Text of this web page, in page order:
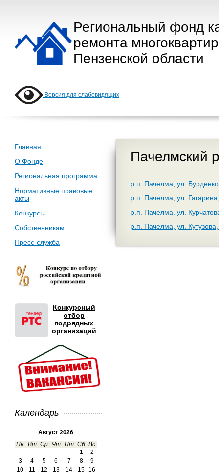
Региональный фонд
ремонта
Пензенской области
Версия для слабовидящих
Главная
О Фонде
Региональная программа
Нормативные правовые
акты
Конкурсы
Собственникам
Пресс-служба
Конкурсный
отбор
подрядных
организаций
Календарь
Август 2026
Пн Вт Ср Чт Пт Сб Вс
1
2
3
4 5 6 7 8
9
10
11 12 13 14 15
16
Пачелмский
р.п. Пачелма, ул.
р.п. Пачелма, ул.
р.п. Пачелма, ул.
р.п. Пачелма, ул.